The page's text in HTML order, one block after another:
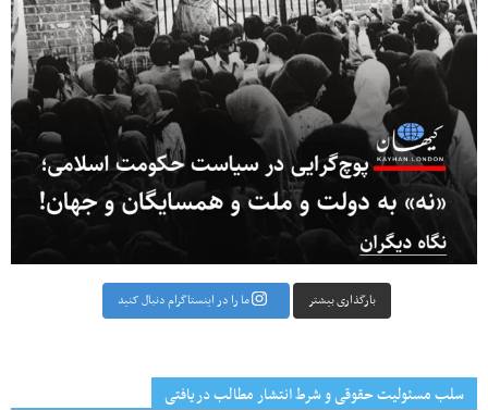
بارگذاری بیشتر ما را در اینستاگرام دنبال کنید
سلب مسئولیت حقوقی و شرط انتشار مطالب دریافتی